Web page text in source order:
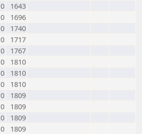
0
1643
0
1696
0
1740
0
1717
0
1767
0
1810
0
1810
0
1810
0
1809
0
1809
0
1809
0
1809